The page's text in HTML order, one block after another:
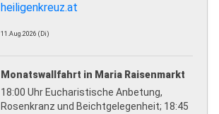
heiligenkreuz.at
11.Aug.2026 (Di)
Monatswallfahrt in Maria Raisenmarkt
18:00 Uhr Eucharistische Anbetung,
Rosenkranz und Beichtgelegenheit; 18:45